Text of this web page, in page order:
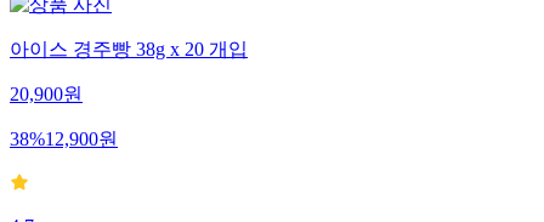
아이스 경주빵 38g x 20 개입
20,900원
38%12,900원